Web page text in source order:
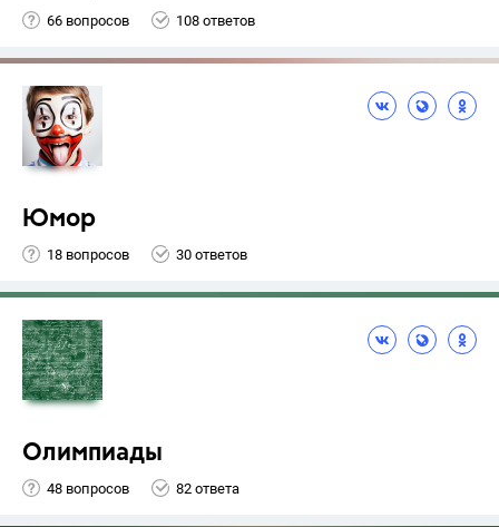
66 вопросов 108 ответов
Юмор
18 вопросов 30 ответов
Олимпиады
48 вопросов 82 ответа